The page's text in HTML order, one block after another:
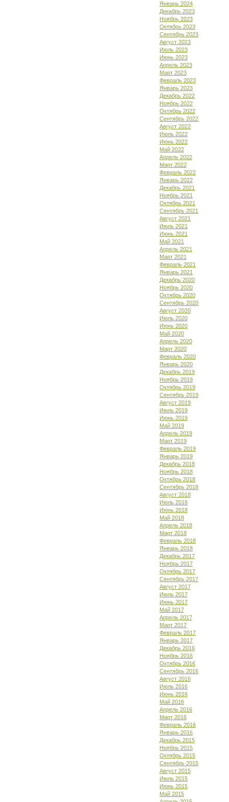
Январь 2024
Декабрь 2023
Ноябрь 2023
Октябрь 2023
Сентябрь 2023
Август 2023
Июль 2023
Июнь 2023
Апрель 2023
Март 2023
Февраль 2023
Январь 2023
Декабрь 2022
Ноябрь 2022
Октябрь 2022
Сентябрь 2022
Август 2022
Июль 2022
Июнь 2022
Май 2022
Апрель 2022
Март 2022
Февраль 2022
Январь 2022
Декабрь 2021
Ноябрь 2021
Октябрь 2021
Сентябрь 2021
Август 2021
Июль 2021
Июнь 2021
Май 2021
Апрель 2021
Март 2021
Февраль 2021
Январь 2021
Декабрь 2020
Ноябрь 2020
Октябрь 2020
Сентябрь 2020
Август 2020
Июль 2020
Июнь 2020
Май 2020
Апрель 2020
Март 2020
Февраль 2020
Январь 2020
Декабрь 2019
Ноябрь 2019
Октябрь 2019
Сентябрь 2019
Август 2019
Июль 2019
Июнь 2019
Май 2019
Апрель 2019
Март 2019
Февраль 2019
Январь 2019
Декабрь 2018
Ноябрь 2018
Октябрь 2018
Сентябрь 2018
Август 2018
Июль 2018
Июнь 2018
Май 2018
Апрель 2018
Март 2018
Февраль 2018
Январь 2018
Декабрь 2017
Ноябрь 2017
Октябрь 2017
Сентябрь 2017
Август 2017
Июль 2017
Июнь 2017
Май 2017
Апрель 2017
Март 2017
Февраль 2017
Январь 2017
Декабрь 2016
Ноябрь 2016
Октябрь 2016
Сентябрь 2016
Август 2016
Июль 2016
Июнь 2016
Май 2016
Апрель 2016
Март 2016
Февраль 2016
Январь 2016
Декабрь 2015
Ноябрь 2015
Октябрь 2015
Сентябрь 2015
Август 2015
Июль 2015
Июнь 2015
Май 2015